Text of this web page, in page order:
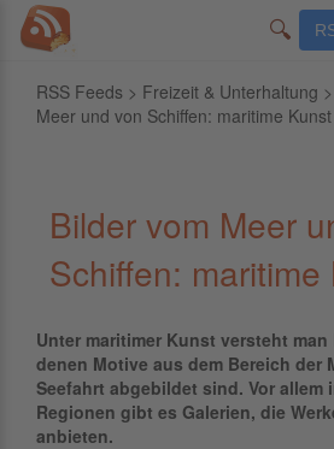
🔍
RSS Feeds > Freizeit & Unterhaltung >
Meer und von Schiffen: maritime Kunst
Bilder vom Meer
Schiffen: maritime
Unter maritimer Kunst versteht
denen Motive aus dem Bereich der
Seefahrt abgebildet sind. Vor allem
Regionen gibt es Galerien, die
anbieten.